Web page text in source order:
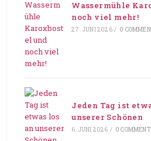
Wassermühle
noch viel mehr!
27. JUNI 2026 / 0
Jeden Tag ist
unserer Schönen
6. JUNI 2026 / 0